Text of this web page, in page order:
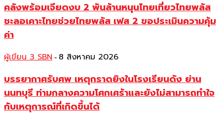
คลังพร้อมเจียดงบ 2 พันล้านหนุนไทยเที่ยวไทยพลัส
ชะลอเคาะไทยช่วยไทยพลัส เฟส 2 ขอประเมินความคุ้ม
ค่า
ผู้เขียน 3 SBN - 8 สิงหาคม 2026
บรรยากาศรับศพ เหตุกราดยิงในโรงเรียนดัง ย่าน
นนทบุรี ท่ามกลางความโศกเศร้าและยังไม่สามารถทำใจ
กับเหตุการณ์ที่เกิดขึ้นได้